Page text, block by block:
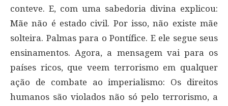
conteve. E, com uma sabedoria divina explicou:
Mãe não é estado civil. Por isso, não existe mãe
solteira. Palmas para o Pontífice. E ele segue seus
ensinamentos. Agora, a mensagem vai para os
países ricos, que veem terrorismo em qualquer
ação de combate ao imperialismo: Os direitos
humanos são violados não só pelo terrorismo, a